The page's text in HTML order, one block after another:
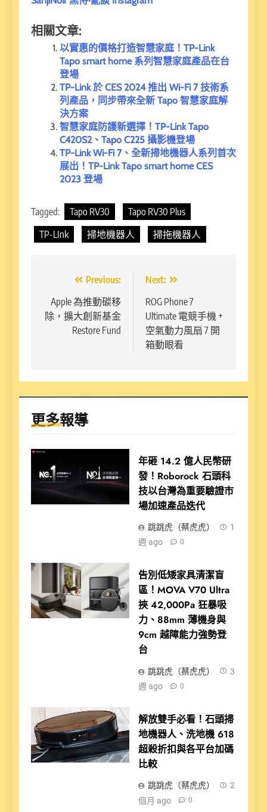
相關文章:
以實惠的價格打造智慧家庭！TP-Link
Tapo smart home 系列智慧家庭產品在台
登場
TP-Link 於 CES 2024 推出 Wi-Fi 7 技術系
列產品，同步帶來全新 Tapo 智慧家庭解
決方案
智慧家庭防護新選擇！TP-Link Tapo
C420S2、Tapo C225 攝影機登場
TP-Link Wi-Fi 7、全新掃地機器人系列首次
展出！TP-Link Tapo smart home CES
2023 登場
Tagged: Tapo RV30
Tapo RV30 Plus
TP-LInk
掃地機器人 掃拖機器人
章
導
Previous:
Apple 為推動碳移
除，擴大創新基金
Restore Fund
Next:
ROG Phone 7
Ultimate 電競手機 +
空氣動力風扇 7 開
箱動眼看
更多報導
年砸 14.2 億人民幣研
發！Roborock 石頭科
技以台灣為重要驗證市
場加速產品迭代
跳跳虎（蔡虎虎）
1
週 ago
0
告別低矮家具清潔盲
區！MOVA V70 Ultra
挾 42,000Pa 狂暴吸
力、88mm 薄機身與
9cm 越障能力強勢登
台
跳跳虎（蔡虎虎）
3
週 ago
0
解放雙手必看！石頭掃
地機器人、洗地機 618
超殺折扣與各平台加碼
比較
跳跳虎（蔡虎虎）
2
個月 ago
0